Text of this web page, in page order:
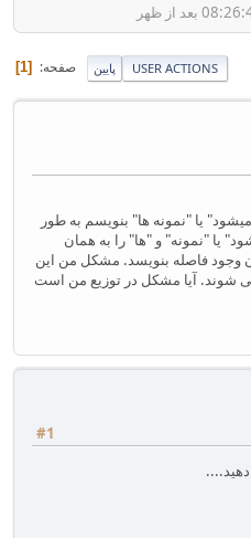
پایین صفحه 1 USER ACTIONS
یا "نمونه ها" بنویسم به طور
یا "نمونه" و "ها" را به همان
وجود فاصله بنویسد. مشکل من این
شوند. آیا مشکل در توزیع من است
#1